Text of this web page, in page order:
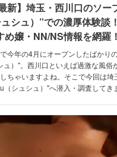
新】埼玉・西川口のソー
シュ）”での濃厚体験談
め嬢・NN/NS情報を網羅！
今年の4月にオープンしたばかり
ュ）"。西川口といえば過激な風俗
ちゃいますよね。そこで今回は埼
（シュシュ）"へ潜入・調査してき